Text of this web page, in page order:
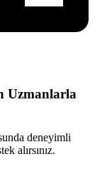
Uzmanlarla
deneyimli
alırsınız.